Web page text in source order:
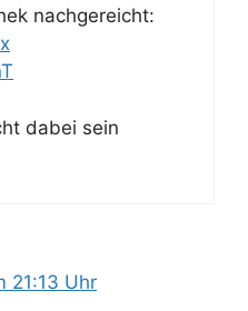
nachgereicht:
dabei sein
21:13 Uhr